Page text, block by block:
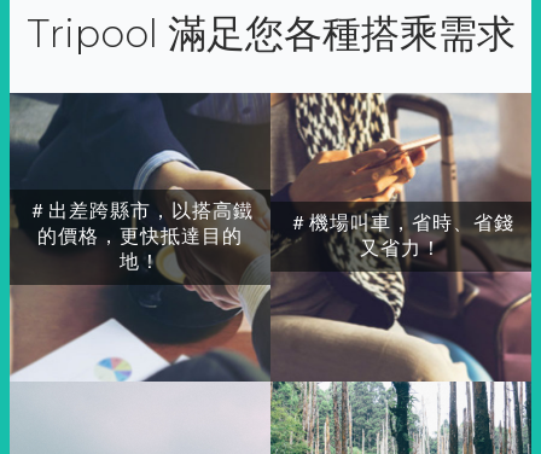
Tripool 滿足您各種搭乘需求
＃出差跨縣市，以搭高鐵
的價格，更快抵達目的
地！
＃機場叫車，省時、省錢
又省力！